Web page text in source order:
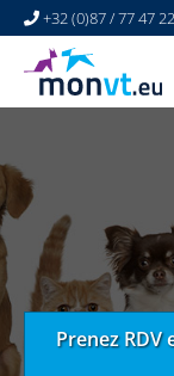
+32 (0)87 / 77 47 22
CENTRE
DERMATOLOGIE
ACTUALITÉS
VIDÉOS
Prenez